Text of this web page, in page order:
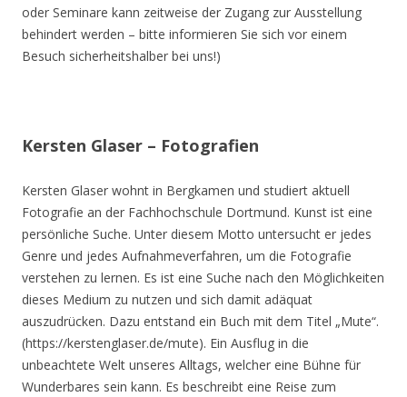
oder Seminare kann zeitweise der Zugang zur Ausstellung
behindert werden – bitte informieren Sie sich vor einem
Besuch sicherheitshalber bei uns!)
Kersten Glaser – Fotografien
Kersten Glaser wohnt in Bergkamen und studiert aktuell
Fotografie an der Fachhochschule Dortmund. Kunst ist eine
persönliche Suche. Unter diesem Motto untersucht er jedes
Genre und jedes Aufnahmeverfahren, um die Fotografie
verstehen zu lernen. Es ist eine Suche nach den Möglichkeiten
dieses Medium zu nutzen und sich damit adäquat
auszudrücken. Dazu entstand ein Buch mit dem Titel „Mute“.
(https://kerstenglaser.de/mute). Ein Ausflug in die
unbeachtete Welt unseres Alltags, welcher eine Bühne für
Wunderbares sein kann. Es beschreibt eine Reise zum